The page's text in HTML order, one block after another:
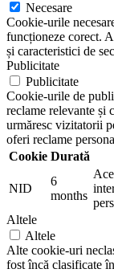
Necesare
Cookie-urile
funcționeze corect.
și caracteristici de
Publicitate
Publicitate
Cookie-urile de
reclame relevante și
urmăresc vizitatorii
oferi reclame
Cookie Durată
NID
6
months
Altele
Altele
Alte cookie-uri
fost încă clasificate